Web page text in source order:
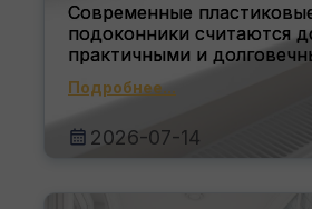
Современные
подоконники считаются
практичными и
Подробнее...
2026-07-14